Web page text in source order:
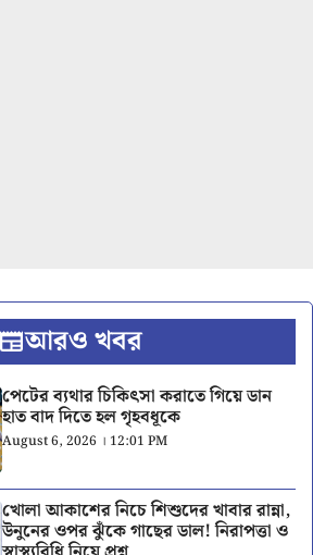
আরও খবর
পেটের ব্যথার চিকিৎসা করাতে গিয়ে ডান
হাত বাদ দিতে হল গৃহবধূকে
August 6, 2026 । 12:01 PM
খোলা আকাশের নিচে শিশুদের খাবার রান্না,
উনুনের ওপর ঝুঁকে গাছের ডাল! নিরাপত্তা ও